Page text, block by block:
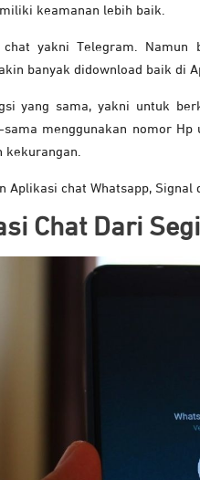
keamanan lebih baik.
yakni Telegram. Namun
banyak didownload baik di
yang sama, yakni untuk
sama menggunakan nomor
Aplikasi chat Whatsapp, Signal
Chat Dari